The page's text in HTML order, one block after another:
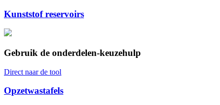
Kunststof reservoirs
Gebruik de onderdelen-keuzehulp
Direct naar de tool
Opzetwastafels